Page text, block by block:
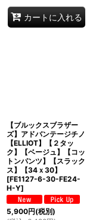
カートに入れる
【ブルックスブラザー
ズ】アドバンテージチノ
【ELLIOT】【２タッ
ク】【ベージュ】【コッ
トンパンツ】【スラック
ス】【34ｘ30】
[FE1127-6-30-FE24-
H-Y]
5,900円(税別)